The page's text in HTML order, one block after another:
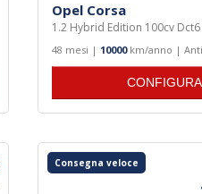
Opel Corsa
1.2 Hybrid Edition 100cv Dct6
48 mesi | 10000km/anno |
CONFIGURA
Consegna veloce